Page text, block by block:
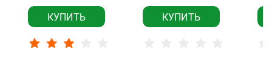
КУПИТЬ КУПИТЬ